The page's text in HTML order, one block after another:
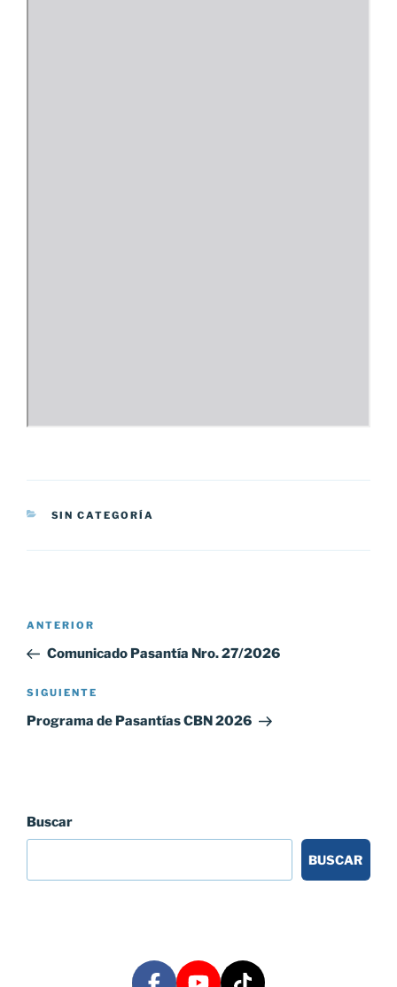
CATEGORÍAS
SIN CATEGORÍA
Navegación
entradas
Entrada
anterior:
ANTERIOR
Comunicado Pasantía Nro. 27/2026
Siguiente
entrada
SIGUIENTE
Programa de Pasantías CBN 2026
Buscar
BUSCAR